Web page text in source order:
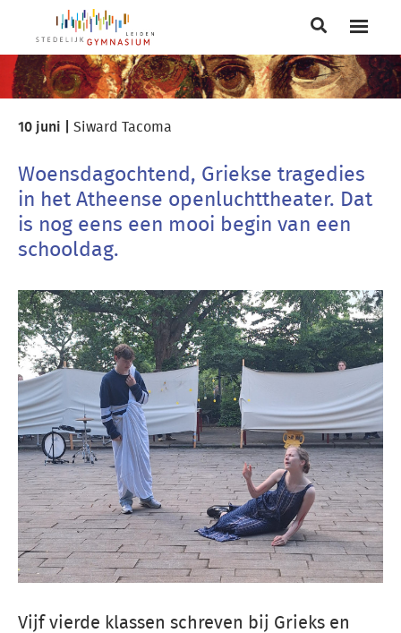
Main
navigation
Breadcrumb
10 juni | Siward Tacoma
Woensdagochtend, Griekse tragedies
in het Atheense openluchttheater. Dat
is nog eens een mooi begin van een
schooldag.
Vijf vierde klassen schreven bij Grieks en